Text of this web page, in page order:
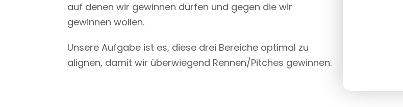
auf denen wir gewinnen dürfen und gegen die wir
gewinnen wollen.
Unsere Aufgabe ist es, diese drei Bereiche optimal zu
alignen, damit wir überwiegend Rennen/Pitches gewinnen.